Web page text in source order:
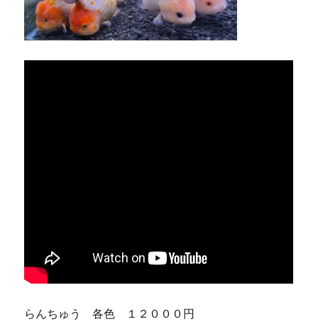
らんちゅう 各色 １２０００円